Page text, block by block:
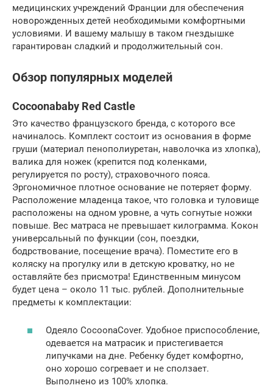
медицинских учреждений Франции для обеспечения
новорожденных детей необходимыми комфортными
условиями. И вашему малышу в таком гнездышке
гарантирован сладкий и продолжительный сон.
Обзор популярных моделей
Cocoonababy Red Castle
Это качество французского бренда, с которого все
начиналось. Комплект состоит из основания в форме
груши (материал пенополиуретан, наволочка из хлопка),
валика для ножек (крепится под коленками,
регулируется по росту), страховочного пояса.
Эргономичное плотное основание не потеряет форму.
Расположение младенца такое, что головка и туловище
расположены на одном уровне, а чуть согнутые ножки
повыше. Вес матраса не превышает килограмма. Кокон
универсальный по функции (сон, поездки,
бодрствование, посещение врача). Поместите его в
коляску на прогулку или в детскую кроватку, но не
оставляйте без присмотра! Единственным минусом
будет цена – около 11 тыс. рублей. Дополнительные
предметы к комплектации:
Одеяло CocoonaCover. Удобное приспособление,
одевается на матрасик и пристегивается
липучками на дне. Ребенку будет комфортно,
оно хорошо согревает и не сползает.
Выполнено из 100% хлопка.